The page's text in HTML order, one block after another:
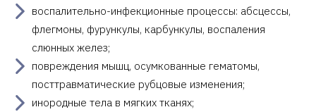
воспалительно-инфекционные процессы: абсцессы,
флегмоны, фурункулы, карбункулы, воспаления
слюнных желез;
повреждения мышц, осумкованные гематомы,
посттравматические рубцовые изменения;
инородные тела в мягких тканях;